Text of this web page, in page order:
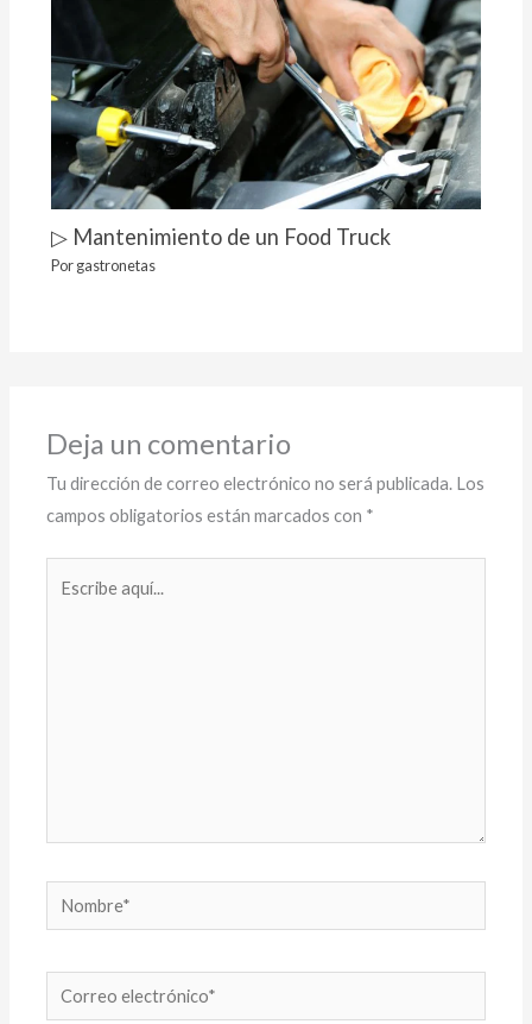
▷ Mantenimiento de un Food Truck
Porgastronetas
Deja un comentario
Tu dirección de correo electrónico no será publicada. Los
campos obligatorios están marcados con *
Nombre*
Correo
electrónico*